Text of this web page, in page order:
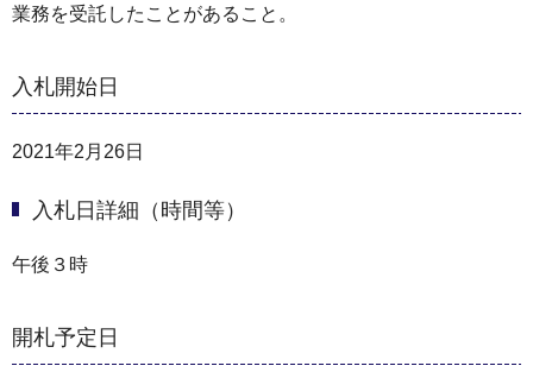
業務を受託したことがあること。
入札開始日
2021年2月26日
入札日詳細（時間等）
午後３時
開札予定日